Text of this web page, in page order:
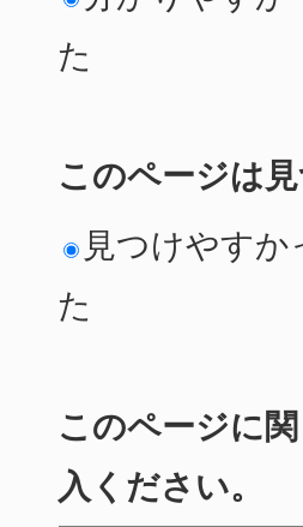
た
このページは
見つけやすか
た
このページに
入ください。